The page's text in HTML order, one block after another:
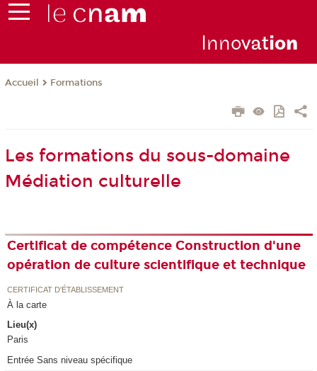
Innovation
Accueil Formations
Les formations du sous-domaine
Médiation culturelle
Certificat de compétence Construction d'une
opération de culture scientifique et technique
CERTIFICAT D'ÉTABLISSEMENT
À la carte
Lieu(x)
Paris
Entrée Sans niveau spécifique